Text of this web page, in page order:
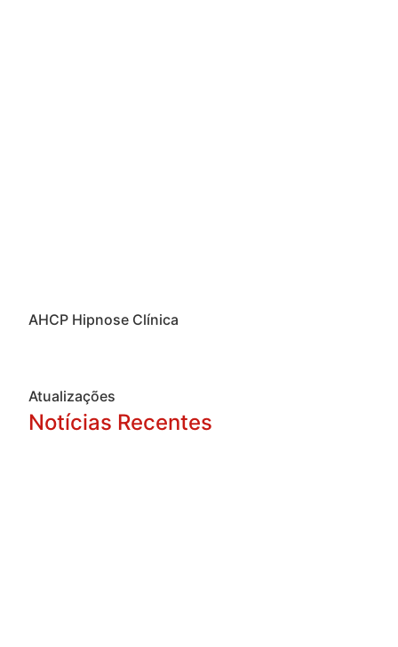
AHCP Hipnose Clínica
Atualizações
Notícias Recentes